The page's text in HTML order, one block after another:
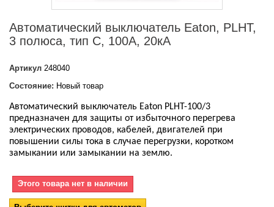
Автоматический выключатель Eaton, PLHT,
3 полюса, тип C, 100А, 20кА
Артикул 248040
Состояние: Новый товар
Автоматический выключатель Eaton PLHT-100/3
предназначен для защиты от избыточного перегрева
электрических проводов, кабелей, двигателей при
повышении силы тока в случае перегрузки, коротком
замыкании или замыкании на землю.
Этого товара нет в наличии